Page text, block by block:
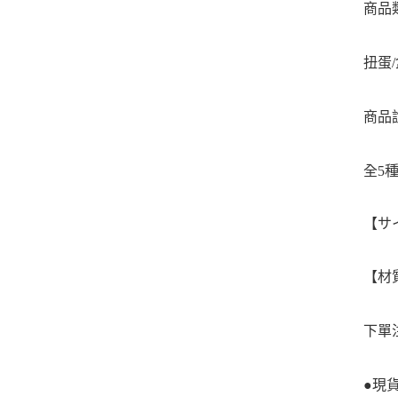
商品
扭蛋
商品
全5
【
【
下單
●現